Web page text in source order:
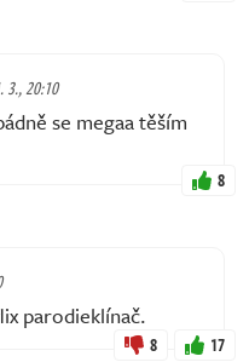
3., 20:10
se megaa těším
8
parodieklínač.
8 17